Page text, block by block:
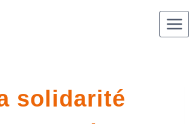
solidarité